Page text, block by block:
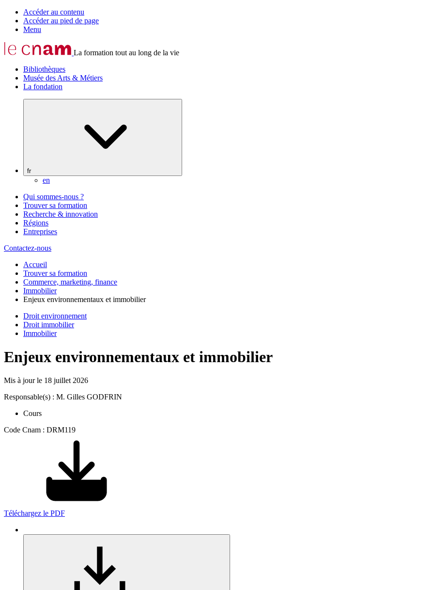
Accéder au contenu
Accéder au pied de page
Menu
La formation tout au long de la vie
Bibliothèques
Musée des Arts & Métiers
La fondation
fr
en
Qui sommes-nous ?
Trouver sa formation
Recherche & innovation
Régions
Entreprises
Contactez-nous
Accueil
Trouver sa formation
Commerce, marketing, finance
Immobilier
Enjeux environnementaux et immobilier
Droit environnement
Droit immobilier
Immobilier
Enjeux environnementaux et immobilier
Mis à jour le 18 juillet 2026
Responsable(s) : M. Gilles GODFRIN
Cours
Code Cnam : DRM119
Téléchargez le PDF